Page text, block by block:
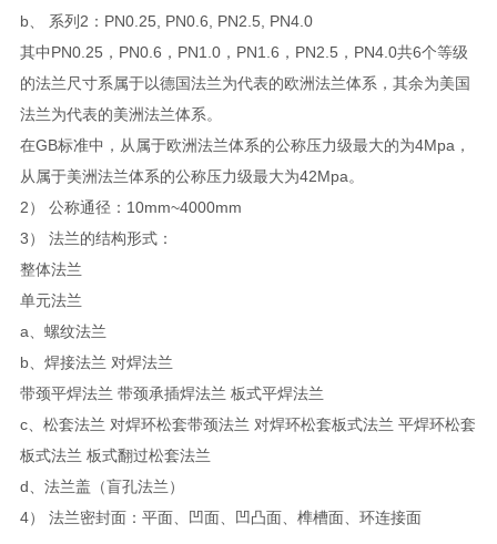
b、 系列2：PN0.25, PN0.6, PN2.5, PN4.0
其中PN0.25，PN0.6，PN1.0，PN1.6，PN2.5，PN4.0共6个等级
的法兰尺寸系属于以德国法兰为代表的欧洲法兰体系，其余为美国
法兰为代表的美洲法兰体系。
在GB标准中，从属于欧洲法兰体系的公称压力级最大的为4Mpa，
从属于美洲法兰体系的公称压力级最大为42Mpa。
2） 公称通径：10mm~4000mm
3） 法兰的结构形式：
整体法兰
单元法兰
a、螺纹法兰
b、焊接法兰 对焊法兰
带颈平焊法兰 带颈承插焊法兰 板式平焊法兰
c、松套法兰 对焊环松套带颈法兰 对焊环松套板式法兰 平焊环松套
板式法兰 板式翻过松套法兰
d、法兰盖（盲孔法兰）
4） 法兰密封面：平面、凹面、凹凸面、榫槽面、环连接面